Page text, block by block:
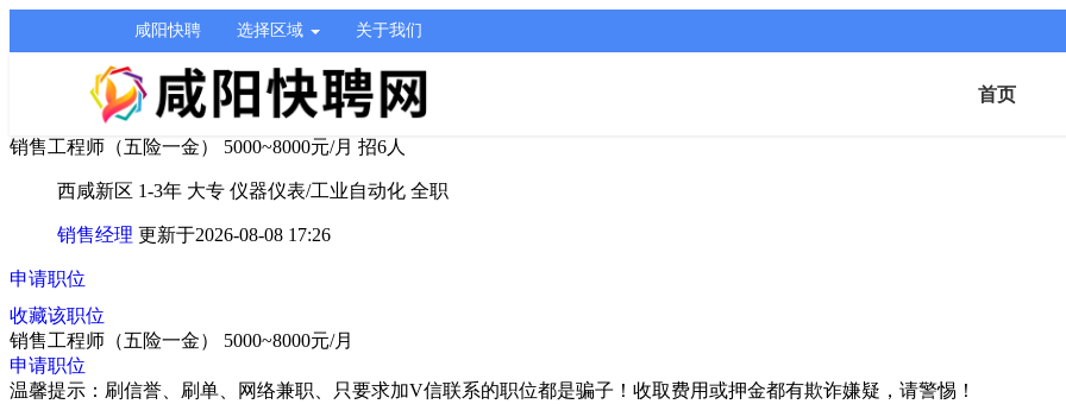
咸阳快聘 选择区域 关于我们
首页
销售工程师（五险一金） 5000~8000元/月 招6人
西咸新区 1-3年 大专 仪器仪表/工业自动化 全职
销售经理 更新于2026-08-08 17:26
申请职位
收藏该职位
销售工程师（五险一金）
5000~8000元/月
申请职位
温馨提示：刷信誉、刷单、网络兼职、只要求加V信联系的职位都是骗子！收取费用或押金都有欺诈嫌疑，请警惕！